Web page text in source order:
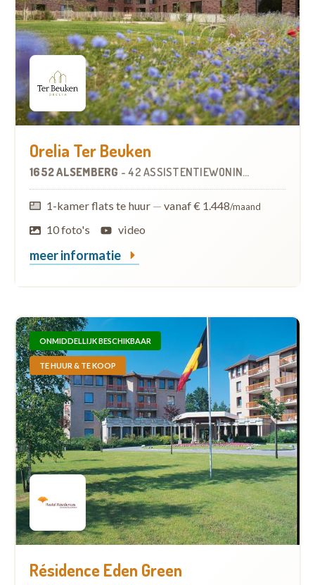
Orelia Ter Beuken
1652 ALSEMBERG -42 ASSISTENTIEWONINGEN
1-kamer flats te huur — vanaf € 1.448/maand
10 foto's video
meer informatie
ONMIDDELLIJK BESCHIKBAAR
TE HUUR & TE KOOP
Résidence Eden Green